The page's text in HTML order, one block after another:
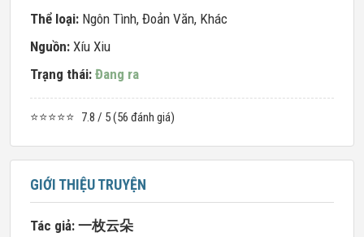
Thể loại: Ngôn Tình, Đoản Văn, Khác
Nguồn: Xíu Xiu
Trạng thái: Đang ra
⭐⭐⭐⭐⭐ 7.8 / 5 (56 đánh giá)
GIỚI THIỆU TRUYỆN
Tác giả: 一枚云朵